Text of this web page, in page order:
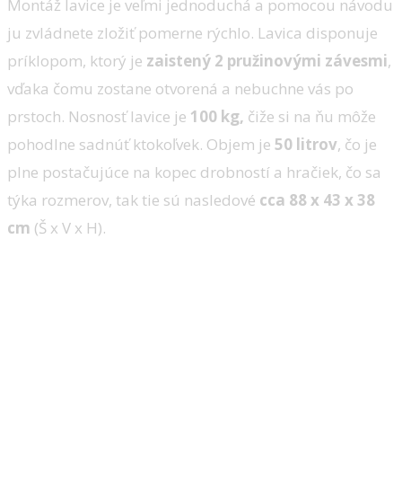
Montáž lavice je veľmi jednoduchá a pomocou návodu
ju zvládnete zložiť pomerne rýchlo. Lavica disponuje
príklopom, ktorý je zaistený 2 pružinovými závesmi,
vďaka čomu zostane otvorená a nebuchne vás po
prstoch. Nosnosť lavice je 100 kg, čiže si na ňu môže
pohodlne sadnúť ktokoľvek. Objem je 50 litrov, čo je
plne postačujúce na kopec drobností a hračiek, čo sa
týka rozmerov, tak tie sú nasledové cca 88 x 43 x 38
cm (Š x V x H).